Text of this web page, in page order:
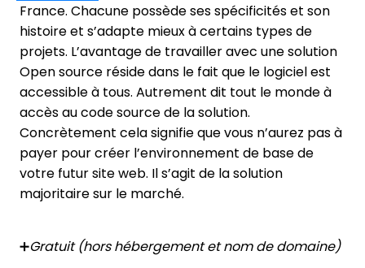
France. Chacune possède ses spécificités et son
histoire et s’adapte mieux à certains types de
projets. L’avantage de travailler avec une solution
Open source réside dans le fait que le logiciel est
accessible à tous. Autrement dit tout le monde à
accès au code source de la solution.
Concrètement cela signifie que vous n’aurez pas à
payer pour créer l’environnement de base de
votre futur site web. Il s’agit de la solution
majoritaire sur le marché.
➕Gratuit (hors hébergement et nom de domaine)